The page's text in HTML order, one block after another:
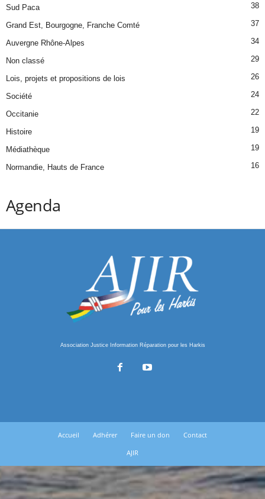
Sud Paca 38
Grand Est, Bourgogne, Franche Comté 37
Auvergne Rhône-Alpes 34
Non classé 29
Lois, projets et propositions de lois 26
Société 24
Occitanie 22
Histoire 19
Médiathèque 19
Normandie, Hauts de France 16
Agenda
Association Justice Information Réparation pour les Harkis
Accueil Adhérer Faire un don
Contact
AJIR